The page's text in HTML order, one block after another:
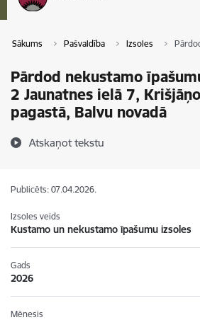
Sākums Pašvaldība Izsoles
Pārdod nekustamo
2 Jaunatnes ielā 7,
pagastā, Balvu novadā
Atskaņot tekstu
Publicēts: 07.04.2026.
Izsoles veids
Kustamo un nekustamo īpašumu izsoles
Gads
2026
Mēnesis